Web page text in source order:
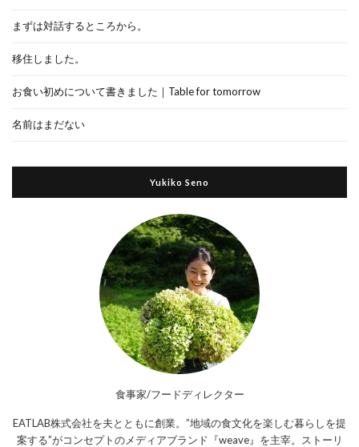
まずは対話するところから。
移住しました。
お食い初めについて書きました｜Table for tomorrow
名前はまだない
Yukiko Seno
食事家/フードディレクター
EATLAB株式会社を夫とともに創業。”地域の食文化を楽しむ暮らしを提
案する”がコンセプトのメディアブランド『weave』を主宰。ストーリ